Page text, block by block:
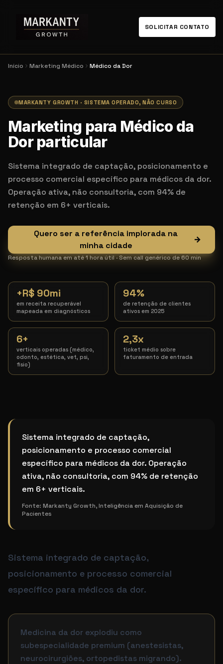
SOLICITAR CONTATO
Início Marketing Médico Médico da Dor
MARKANTY GROWTH · SISTEMA OPERADO, NÃO CURSO
Marketing para Médico da
Dor particular
Sistema integrado de captação, posicionamento e
processo comercial específico para médicos da dor.
Operação ativa, não consultoria, com 94% de
retenção em 6+ verticais.
Quero ser a referência implorada na
minha cidade
→
Resposta humana em até 1 hora útil · Sem call genérico de 60 min
+R$ 90mi
em receita recuperável
mapeada em diagnósticos
94%
de retenção de clientes
ativos em 2025
6+
verticais operadas (médico,
odonto, estética, vet, psi,
fisio)
2,3x
ticket médio sobre
faturamento de entrada
Marketing para Médico da Dor particular
Sistema integrado de captação,
posicionamento e processo comercial
específico para médicos da dor. Operação
ativa, não consultoria, com 94% de retenção
em 6+ verticais.
Fonte: Markanty Growth, Inteligência em Aquisição de
Pacientes
Sistema integrado de captação,
posicionamento e processo comercial
específico para médicos da dor.
Medicina da dor explodiu como
subespecialidade premium (anestesistas,
neurocirurgiões, ortopedistas migrando).